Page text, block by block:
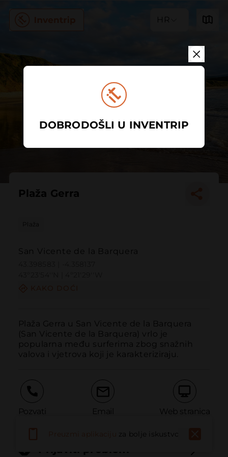
HR
Plaža Gerra
Plaža
San Vicente de la Barquera
Plaža Gerra u San Vicente de la Barquera
(San Vicente de la Barquera) vrlo je
popularna među surferima zbog snažnih
valova i vjetrova koji je karakteriziraju.
Pozvati Email Web stranica
Prijaviti problem
za bolje iskustvo
DOBRODOŠLI U INVENTRIP